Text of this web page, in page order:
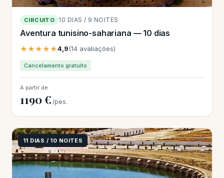
CIRCUITO 10 DIAS / 9 NOITES
Aventura tunisino-sahariana — 10 dias
★★★★★4,9(14 avaliações)
Cancelamento gratuito
A partir de
1190 € /pes.
11 DIAS / 10 NOITES